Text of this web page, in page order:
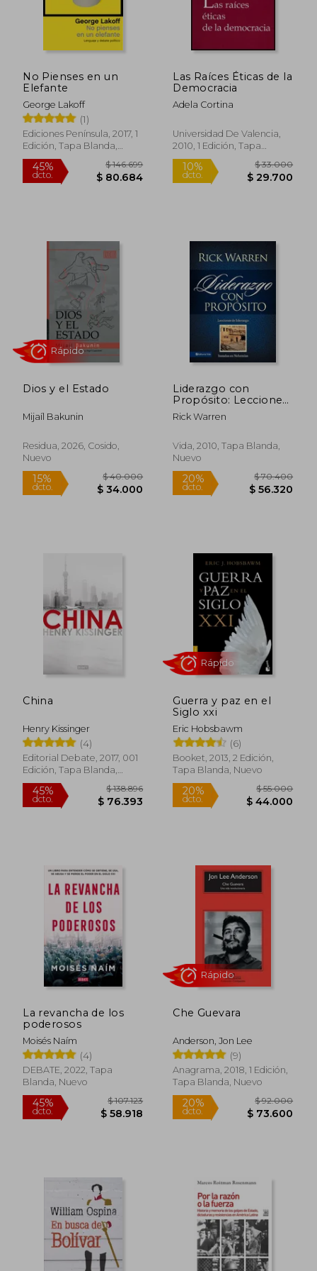
20%
dcto.
No Pienses en un
Elefante
George Lakoff
(1)
Ediciones Península, 2017, 1
Edición, Tapa Blanda,
Nuevo
45%
dcto. $ 80.684
Las Raíces Éticas de la
Democracia
Adela Cortina
Universidad De Valencia,
2010, 1 Edición, Tapa
Blanda, Nuevo
10%
dcto.
Dios y el Estado
Mijaíl Bakunin
Residua, 2026, Cosido,
Nuevo
15%
dcto.
$ 40.000
$ 34.000
Liderazgo con
Propósito: Lecciones
de Liderazgo Basadas
en Nehemías
Rick Warren
Vida, 2010, Tapa Blanda,
Nuevo
20%
dcto.
China
Henry Kissinger
(4)
Editorial Debate, 2017, 001
Edición, Tapa Blanda,
Nuevo
Guerra y paz en el
Siglo xxi
Eric Hobsbawm
(6)
Booket, 2013, 2 Edición,
Tapa Blanda, Nuevo
La revancha de los
poderosos
Moisés Naím
(4)
DEBATE, 2022, Tapa
Blanda, Nuevo
Che Guevara
Anderson, Jon Lee
(9)
Anagrama, 2018, 1 Edición,
Tapa Blanda, Nuevo